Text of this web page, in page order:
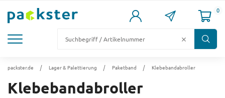
KARTONS
VERSANDKARTONS
VERSANDVERPACKUNG
FÜLL- & POLSTERMATERIAL
LAGER & PALETTIERUNG
0
packster.de Lager & Palettierung Paketband Klebebandabroller
Klebebandabroller